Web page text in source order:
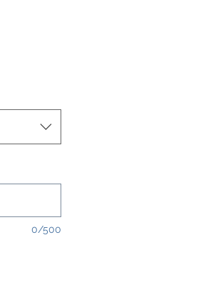
0/500